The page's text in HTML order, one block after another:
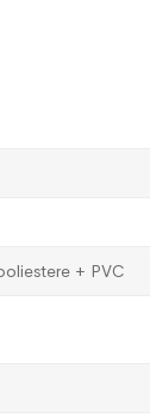
+ PVC